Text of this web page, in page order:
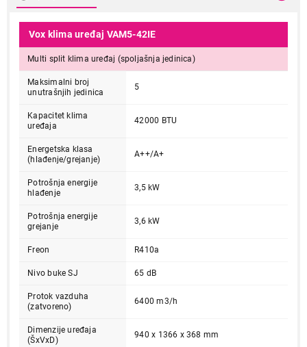
Vox klima uređaj VAM5-42IE
Multi split klima uređaj (spoljašnja jedinica)
Maksimalni broj
unutrašnjih jedinica
5
Kapacitet klima
uređaja
42000 BTU
Energetska klasa
(hlađenje/grejanje)
A++/A+
Potrošnja energije
hlađenje
3,5 kW
Potrošnja energije
grejanje
3,6 kW
Freon R410a
Nivo buke SJ 65 dB
Protok vazduha
(zatvoreno)
6400 m3/h
Dimenzije uređaja
(ŠxVxD)
940 x 1366 x 368 mm